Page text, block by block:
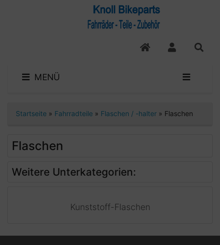
MENÜ
Startseite » Fahrradteile » Flaschen / -halter » Flaschen
Flaschen
Weitere Unterkategorien:
Kunststoff-Flaschen